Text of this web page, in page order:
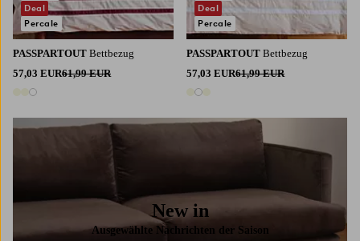
PASSPARTOUT Bettbezug
57,03 EUR61,99 EUR
3 Farben
Deal
Percale
PASSPARTOUT Bettbezug
57,03 EUR61,99 EUR
3 Farben
Deal
Percale
New in
Ausgewählte Nachrichten der Saison